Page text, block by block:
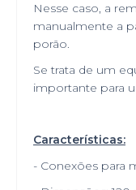
Nesse caso, a
manualmente a
porão.
Se trata de um
importante para
Características:
- Conexões para